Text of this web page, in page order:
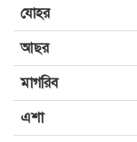
যোহর
আছর
মাগরিব
এশা